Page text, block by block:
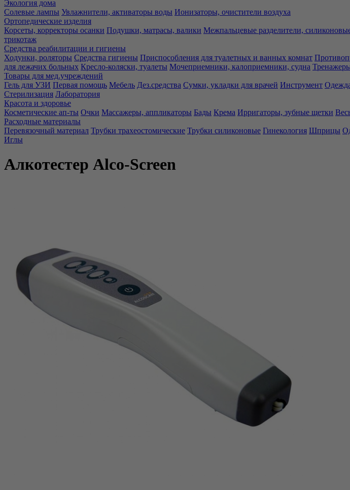
Экология дома
Солевые лампы Увлажнители, активаторы воды Ионизаторы, очистители воздуха
Ортопедические изделия
Корсеты, корректоры осанки Подушки, матрасы, валики Межпальцевые разделители,
трикотаж
Средства реабилитации и гигиены
Ходунки, роляторы Средства гигиены Приспособления для туалетных и ванных комнат
для лежачих больных Кресло-коляски, туалеты Мочеприемники, калоприемники, судна
Товары для мед.учреждений
Гель для УЗИ Первая помощь Мебель Дез.средства Сумки, укладки для врачей Инструмент
Стерилизация Лаборатория
Красота и здоровье
Косметические ап-ты Очки Массажеры, аппликаторы Бады Крема Ирригаторы, зубные щетки
Расходные материалы
Перевязочный материал Трубки трахеостомические Трубки силиконовые Гинекология Шприцы
Иглы
Алкотестер Аlco-Screen